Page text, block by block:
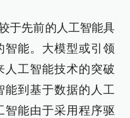
于先前的人工智能具
智能。大模型或引领
人工智能技术的突破
到基于数据的人工
智能由于采用程序驱